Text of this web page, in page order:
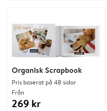
Organisk Scrapbook
Pris baserat på 48 sidor
Från
269 kr